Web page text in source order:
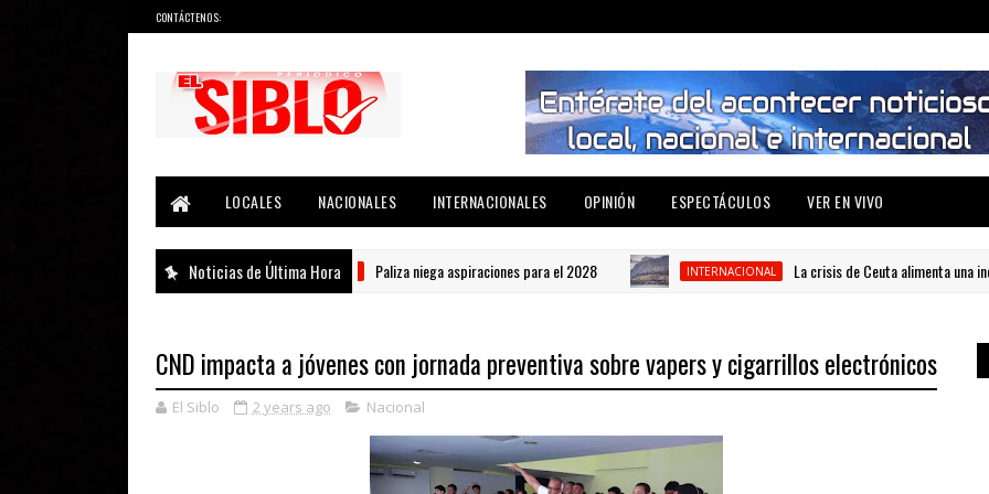
CONTÁCTENOS:
LOCALES
NACIONALES INTERNACIONALES OPINIÓN ESPECTÁCULOS VER EN VIVO
Noticias de Última Hora
NACIONAL Paliza niega aspiraciones para el 2028 INTERNACIONAL La crisis de Ceuta alimenta una
CND impacta a jóvenes con jornada preventiva sobre vapers y cigarrillos electrónicos
El Siblo 2 years ago Nacional